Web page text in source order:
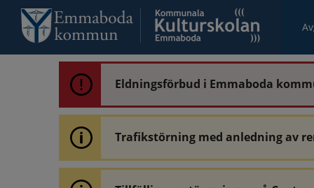
Eldningsförbud i Emmaboda
Trafikstörning med anledning av